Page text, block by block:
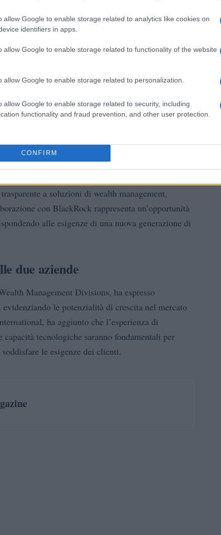
allow Google to enable storage related to analytics like cookies on
identifiers in apps.
allow Google to enable storage related to functionality of the website
allow Google to enable storage related to personalization.
allow Google to enable storage related to security, including
functionality and fraud prevention, and other user protection.
CONFIRM
del cliente
digitale con la piattaforma Fideuram
sui mercati finanziari. Questo modello di
a soluzioni di wealth management,
con BlackRock rappresenta un’opportunità
alle esigenze di una nuova generazione di
due aziende
Management Divisions, ha espresso
le potenzialità di crescita nel mercato
ha aggiunto che l’esperienza di
tecnologiche saranno fondamentali per
le esigenze dei clienti.